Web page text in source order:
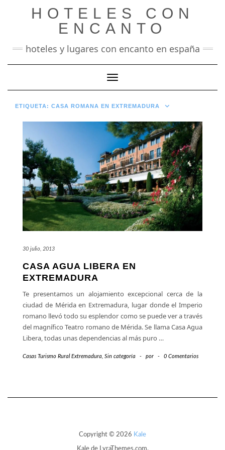
HOTELES CON
ENCANTO
hoteles y lugares con encanto en españa
Cambiar modo de navegación
ETIQUETA: CASA ROMANA EN EXTREMADURA
30 julio, 2013
CASA AGUA LIBERA EN
EXTREMADURA
Te presentamos un alojamiento excepcional cerca de la
ciudad de Mérida en Extremadura, lugar donde el Imperio
romano llevó todo su esplendor como se puede ver a través
del magnífico Teatro romano de Mérida. Se llama Casa Agua
Libera, todas unas dependencias al más puro …
Casas Turismo Rural Extremadura Sin categoría - por - 0 Comentarios
Copyright © 2026 Kale
Kalede LyraThemes.com.